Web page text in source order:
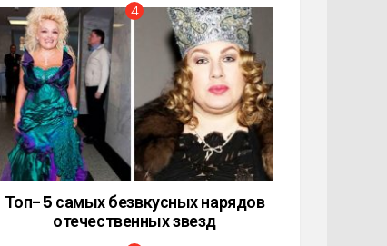
Топ-5 самых безвкусных нарядов
отечественных звезд